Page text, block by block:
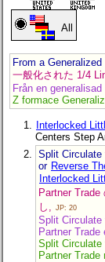
All
From a
一般化された 1/4
Från en
Z formace
Interlocked
Centers Step
Split Circulate
or Reverse
Interlocked
Partner Trade
し,
JP: 20
Split Circulate
Partner Trade
Split Circulate
Partner Trade